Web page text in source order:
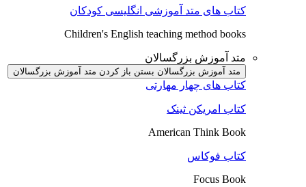
کتاب های متد آموزشی انگلیسی کودکان
Children's English teaching method books
متد آموزش بزرگسالان
متد آموزش بزرگسالان بستن باز کردن متد آموزش بزرگسالان
کتاب های چهار مهارتی
کتاب امریکن ثینک
American Think Book
کتاب فوکاس
Focus Book